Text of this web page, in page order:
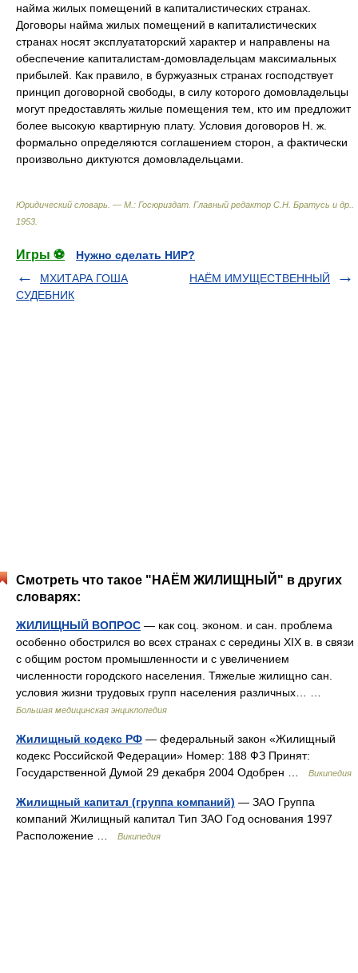
найма жилых помещений в капиталистических странах.
Договоры найма жилых помещений в капиталистических
странах носят эксплуататорский характер и направлены на
обеспечение капиталистам-домовладельцам максимальных
прибылей. Как правило, в буржуазных странах господствует
принцип договорной свободы, в силу которого домовладельцы
могут предоставлять жилые помещения тем, кто им предложит
более высокую квартирную плату. Условия договоров Н. ж.
формально определяются соглашением сторон, а фактически
произвольно диктуются домовладельцами.
Юридический словарь. — М.: Госюриздат Главный редактор С.Н. Братусь и др.
1953
Игры ⚽
Нужно сделать НИР?
МХИТАРА ГОША
СУДЕБНИК
НАЁМ ИМУЩЕСТВЕННЫЙ
Смотреть что такое "НАЁМ ЖИЛИЩНЫЙ" в других
словарях:
ЖИЛИЩНЫЙ ВОПРОС — как соц. эконом. и сан. проблема
особенно обострился во всех странах с середины XIX в. в связи
с общим ростом промышленности и с увеличением
численности городского населения. Тяжелые жилищно сан.
условия жизни трудовых групп населения различных… …
Большая медицинская энциклопедия
Жилищный кодекс РФ — федеральный закон «Жилищный
кодекс Российской Федерации» Номер: 188 ФЗ Принят:
Государственной Думой 29 декабря 2004 Одобрен …
Википедия
Жилищный капитал (группа компаний) — ЗАО Группа
компаний Жилищный капитал Тип ЗАО Год основания 1997
Расположение …
Википедия